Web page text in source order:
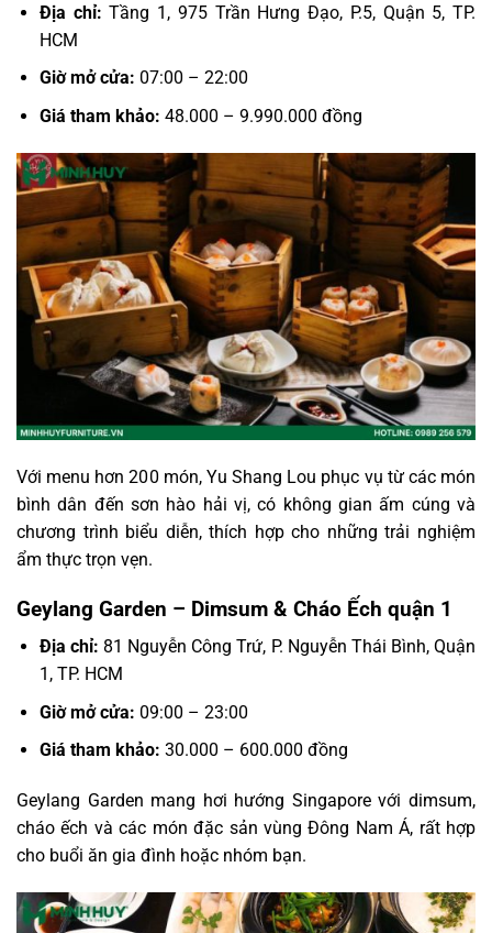
Địa chỉ: Tầng 1, 975 Trần Hưng Đạo, P.5, Quận 5, TP.
HCM
Giờ mở cửa: 07:00 – 22:00
Giá tham khảo: 48.000 – 9.990.000 đồng
Với menu hơn 200 món, Yu Shang Lou phục vụ từ các món
bình dân đến sơn hào hải vị, có không gian ấm cúng và
chương trình biểu diễn, thích hợp cho những trải nghiệm
ẩm thực trọn vẹn.
Geylang Garden – Dimsum & Cháo Ếch quận 1
Địa chỉ: 81 Nguyễn Công Trứ, P. Nguyễn Thái Bình, Quận
1, TP. HCM
Giờ mở cửa: 09:00 – 23:00
Giá tham khảo: 30.000 – 600.000 đồng
Geylang Garden mang hơi hướng Singapore với dimsum,
cháo ếch và các món đặc sản vùng Đông Nam Á, rất hợp
cho buổi ăn gia đình hoặc nhóm bạn.